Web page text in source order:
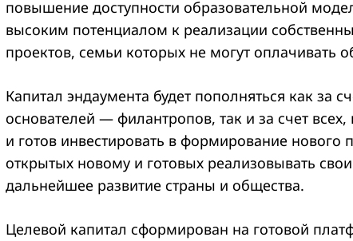
повышение доступности образовательной
высоким потенциалом к реализации
проектов, семьи которых не могут оплачивать
Капитал эндаумента будет пополняться как за
основателей — филантропов, так и за счет
и готов инвестировать в формирование
открытых новому и готовых реализовывать
дальнейшее развитие страны и общества.
Целевой капитал сформирован на готовой